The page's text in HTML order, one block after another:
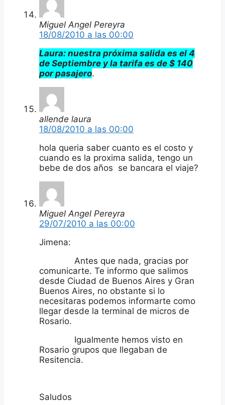
Miguel Angel Pereyra
18/08/2010 a las 00:00
Laura: nuestra próxima salida es el 4
de Septiembre y la tarifa es de $ 140
por pasajero.
allende laura
18/08/2010 a las 00:00
hola queria saber cuanto es el costo y
cuando es la proxima salida, tengo un
bebe de dos años se bancara el viaje?
Miguel Angel Pereyra
29/07/2010 a las 00:00
Jimena:
Antes que nada, gracias por
comunicarte. Te informo que salimos
desde Ciudad de Buenos Aires y Gran
Buenos Aires, no obstante si lo
necesitaras podemos informarte como
llegar desde la terminal de micros de
Rosario.
Igualmente hemos visto en
Rosario grupos que llegaban de
Resitencia.
Saludos